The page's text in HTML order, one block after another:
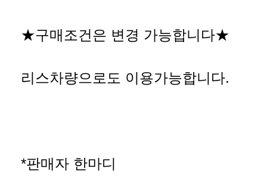
★구매조건은 변경 가능합니다★
리스차량으로도 이용가능합니다.
*판매자 한마디